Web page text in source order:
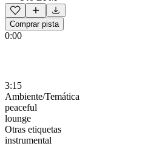
Comprar pista
0:00
3:15
Ambiente/Temática
peaceful
lounge
Otras etiquetas
instrumental